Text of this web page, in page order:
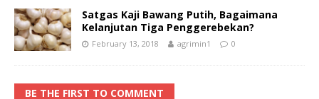
Satgas Kaji Bawang Putih, Bagaimana
Kelanjutan Tiga Penggerebekan?
February 13, 2018 agrimin1 0
BE THE FIRST TO COMMENT